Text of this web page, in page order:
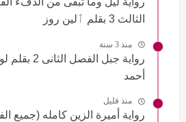
الثالث 3 بقلم ٱلين روز
منذ 3 سنة
رواية جبل الفصل
أحمد
منذ قليل
رواية أميرة الزين كامله (جميع